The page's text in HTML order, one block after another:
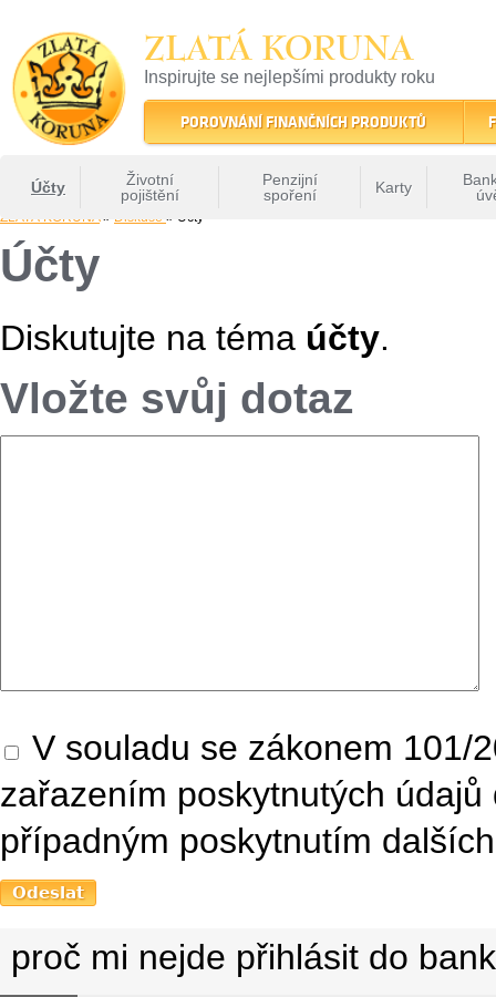
ZLATÁ KORUNA
Inspirujte se nejlepšími produkty roku
22 let tradice a kvality na finančním trhu
POROVNÁNÍ FINANČNÍCH PRODUKTŮ
Účty
Životní
pojištění
Penzijní
spoření
Karty
ZLATÁ KORUNA» Diskuse » Ucty
Účty
Diskutujte na téma účty.
Vložte svůj dotaz
V souladu se zákonem 101/
zařazením poskytnutých
případným poskytnutím
proč mi nejde přihlásit do